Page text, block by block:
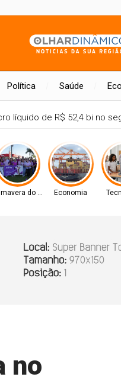
Política Saúde
nos pagamentos em
do LesteEconomia
no